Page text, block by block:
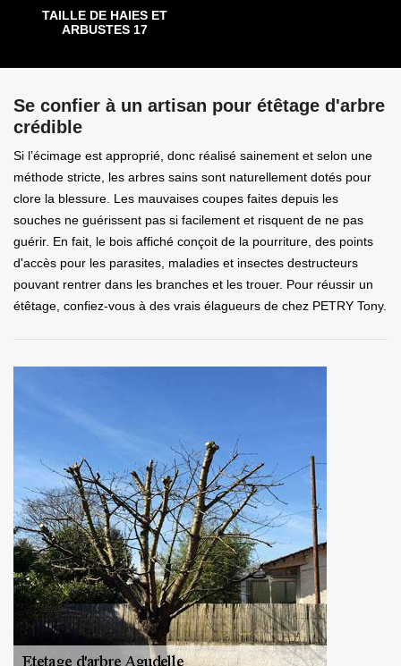
TAILLE DE HAIES ET
ARBUSTES 17
Se confier à un artisan pour étêtage d'arbre
crédible
Si l’écimage est approprié, donc réalisé sainement et selon une
méthode stricte, les arbres sains sont naturellement dotés pour
clore la blessure. Les mauvaises coupes faites depuis les
souches ne guérissent pas si facilement et risquent de ne pas
guérir. En fait, le bois affiché conçoit de la pourriture, des points
d'accès pour les parasites, maladies et insectes destructeurs
pouvant rentrer dans les branches et les trouer. Pour réussir un
étêtage, confiez-vous à des vrais élagueurs de chez PETRY Tony.